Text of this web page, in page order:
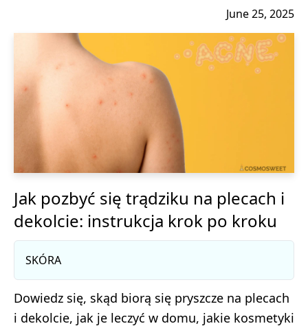
June 25, 2025
Jak pozbyć się trądziku na plecach i
dekolcie: instrukcja krok po kroku
SKÓRA
Dowiedz się, skąd biorą się pryszcze na plecach
i dekolcie, jak je leczyć w domu, jakie kosmetyki